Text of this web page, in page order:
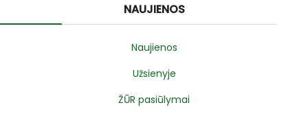
NAUJIENOS
Naujienos
Užsienyje
ŽŪR pasiūlymai